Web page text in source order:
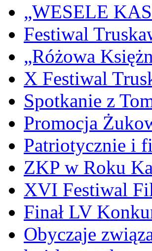
„WESELE
Festiwal
„Różowa
X Festiwal
Spotkanie z
Promocja
Patriotycznie i
ZKP w Roku
XVI Festiwal
Finał LV
Obyczaje